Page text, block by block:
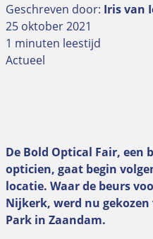
Geschreven door: Iris van
25 oktober 2021
1 minuten leestijd
Actueel
De Bold Optical Fair, een
opticien, gaat begin
locatie. Waar de beurs
Nijkerk, werd nu
Park in Zaandam.